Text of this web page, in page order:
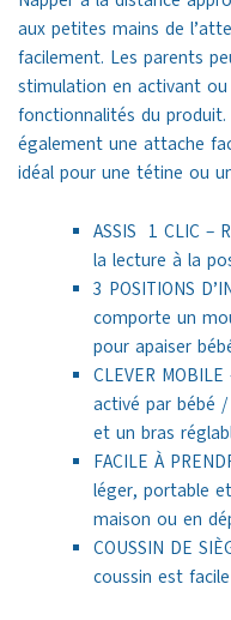
aux petites mains de
facilement. Les parents
stimulation en activant
fonctionnalités du produit.
également une attache
idéal pour une tétine ou
ASSIS 1 CLIC –
la lecture à la
3 POSITIONS
comporte un
pour apaiser
CLEVER
activé par bébé
et un bras
FACILE À
léger, portable
maison ou en
COUSSIN DE
coussin est